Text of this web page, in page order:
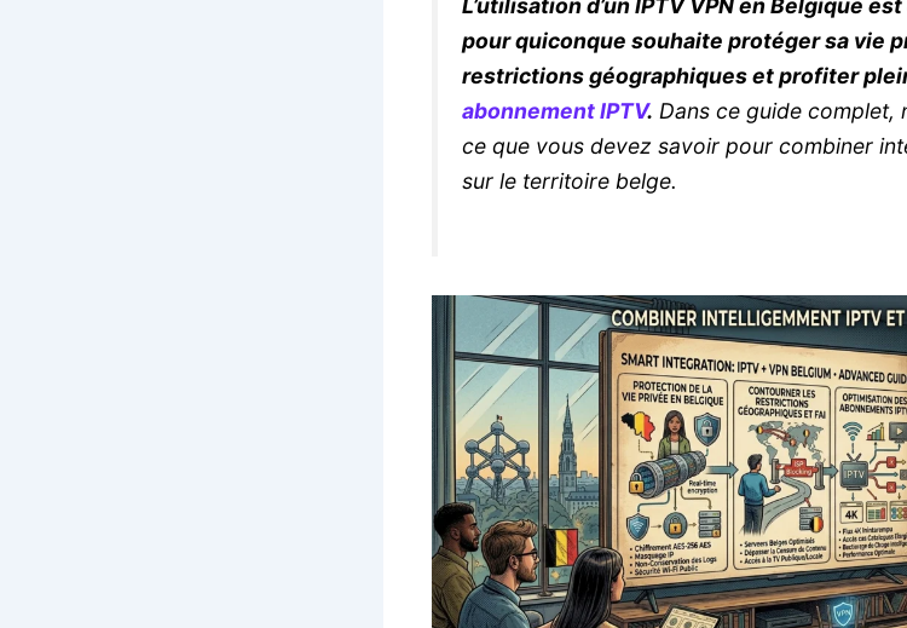
pour quiconque souhaite protéger sa vie
restrictions géographiques et profiter
abonnement IPTV. Dans ce guide complet,
ce que vous devez savoir pour combiner
sur le territoire belge.